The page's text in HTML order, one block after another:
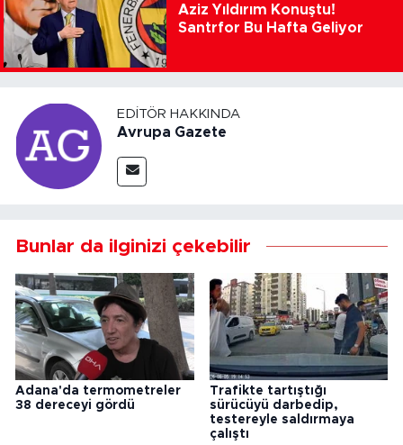
Aziz Yıldırım Konuştu!
Santrfor Bu Hafta Geliyor
EDITÖR HAKKINDA
Avrupa Gazete
Bunlar da ilginizi çekebilir
Adana'da termometreler
38 dereceyi gördü
Trafikte tartıştığı
sürücüyü darbedip,
testereyle saldırmaya
çalıştı